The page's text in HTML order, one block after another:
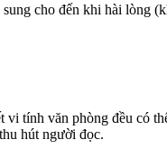
cho đến khi hài lòng
tính văn phòng đều có
hút người đọc.